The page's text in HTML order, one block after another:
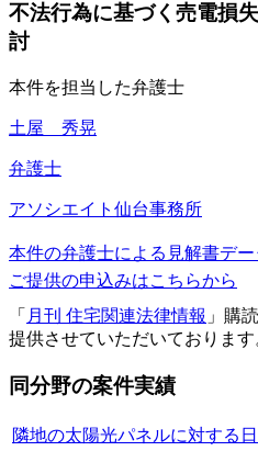
不法行為に基づく売電損
討
本件を担当した弁護士
土屋 秀晃
弁護士
アソシエイト 仙台事務所
本件の弁護士による見解書デ
ご提供の申込みはこちらから
「 月刊 住宅関連法律情報 」購
提供させていただいております
同分野の案件実績
隣地の太陽光パネルに対する